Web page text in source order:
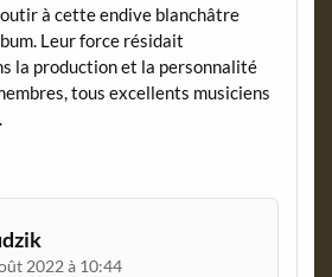
à cette endive blanchâtre
Leur force résidait
la production et la personnalité
tous excellents musiciens
2022 à 10:44